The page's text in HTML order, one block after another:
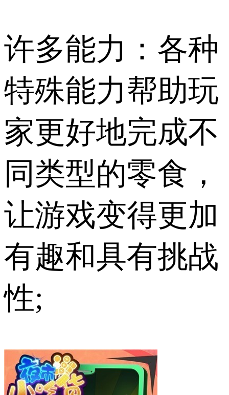
许多能力：各种
特殊能力帮助玩
家更好地完成不
同类型的零食，
让游戏变得更加
有趣和具有挑战
性;